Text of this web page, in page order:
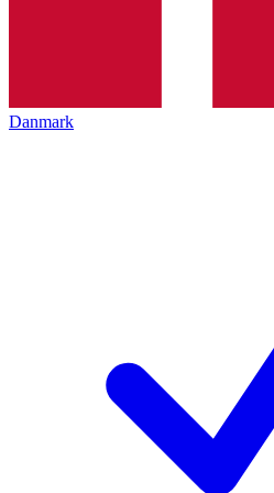
Danmark